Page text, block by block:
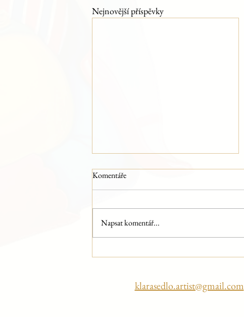
Nejnovější příspěvky
Komentáře
Napsat komentář...
klarasedlo.artist@gmail.com